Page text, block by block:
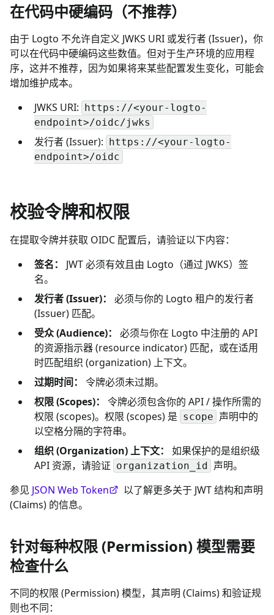
在代码中硬编码（不推荐）
由于 Logto 不允许自定义 JWKS URI 或发行者 (Issuer)，你
可以在代码中硬编码这些数值。但对于生产环境的应用程
序，这并不推荐，因为如果将来某些配置发生变化，可能会
增加维护成本。
JWKS URI:
https://<your-logto-
endpoint>/oidc/jwks
发行者 (Issuer):
https://<your-logto-
endpoint>/oidc
校验令牌和权限
在提取令牌并获取 OIDC 配置后，请验证以下内容：
签名：
JWT 必须有效且由 Logto（通过 JWKS）签
名。
发行者 (Issuer)：
必须与你的 Logto 租户的发行者
(Issuer) 匹配。
受众 (Audience)：
必须与你在 Logto 中注册的 API
的资源指示器 (resource indicator) 匹配，或在适用
时匹配组织 (organization) 上下文。
过期时间：
令牌必须未过期。
权限 (Scopes)：
令牌必须包含你的 API / 操作所需的
权限 (scopes)。权限 (scopes) 是 scope 声明中的
以空格分隔的字符串。
组织 (Organization) 上下文：
如果保护的是组织级
API 资源，请验证 organization_id
声明。
参见 JSON Web Token
以了解更多关于 JWT 结构和声明
(Claims) 的信息。
针对每种权限 (Permission) 模型需要
检查什么
不同的权限 (Permission) 模型，其声明 (Claims) 和验证规
则也不同：